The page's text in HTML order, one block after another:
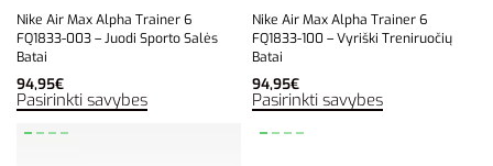
Nike Air Max Alpha Trainer 6
FQ1833-003 – Juodi Sporto Salės
Batai
94,95€
Pasirinkti savybes
Nike Air Max Alpha Trainer 6
FQ1833-100 – Vyriški Treniruočių
Batai
94,95€
Pasirinkti savybes